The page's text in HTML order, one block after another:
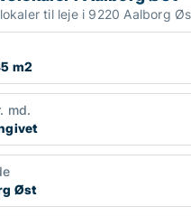
til leje i 9220 Aalborg
m2
md.
Øst